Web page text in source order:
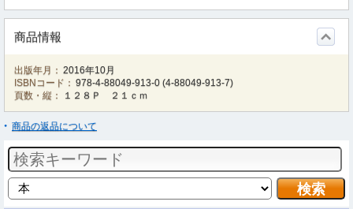
商品情報
出版年月： 2016年10月
ISBNコード： 978-4-88049-913-0 (4-88049-913-7)
頁数・縦：
１２８Ｐ ２１ｃｍ
商品の返品について